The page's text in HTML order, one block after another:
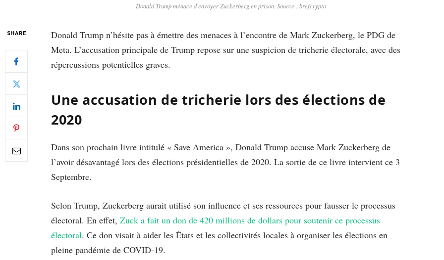
Donald Trump ménace d'envoyer Zuckerberg en prison. Source : brefcrypto
SHARE
Donald Trump n’hésite pas à émettre des menaces à l’encontre de Mark Zuckerberg, le PDG de
Meta. L’accusation principale de Trump repose sur une suspicion de tricherie électorale, avec des
répercussions potentielles graves.
Une accusation de tricherie lors des élections de
2020
Dans son prochain livre intitulé « Save America », Donald Trump accuse Mark Zuckerberg de
l’avoir désavantagé lors des élections présidentielles de 2020. La sortie de ce livre intervient ce 3
Septembre.
Selon Trump, Zuckerberg aurait utilisé son influence et ses ressources pour fausser le processus
électoral. En effet, Zuck a fait un don de 420 millions de dollars pour soutenir ce processus
électoral. Ce don visait à aider les États et les collectivités locales à organiser les élections en
pleine pandémie de COVID-19.